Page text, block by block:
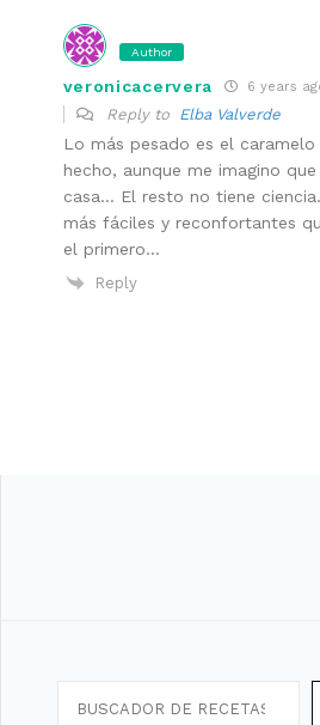
Author
veronicacervera 6 years
Reply to Elba Valverde
Lo más pesado es el
hecho, aunque me imagino
casa… El resto no tiene
más fáciles y reconfortantes
el primero…
Reply